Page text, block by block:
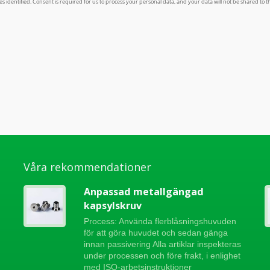
Våra rekommendationer
Anpassad metallgängad
kapsylskruv
Process: Använda flerblåsningshuvuden
för att göra huvudet och sedan gänga
innan passivering Alla artiklar inspekteras
under processen och före frakt, i enlighet
med ISO-arbetsinstruktioner